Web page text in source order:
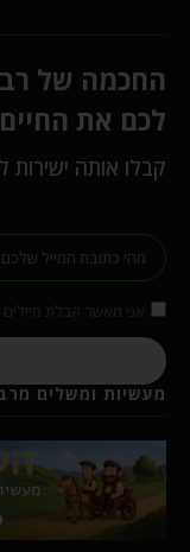
החכמה של
לכם את
קבלו אותה ישירות
מעשיות ומשלים